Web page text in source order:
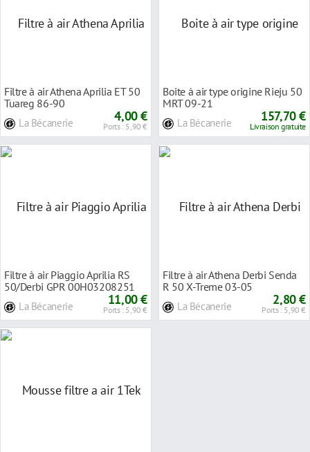
Filtre à air Athena Aprilia ET 50
Tuareg 86-90
La Bécanerie 4,00 €
Ports : 5,90 €
Boite à air type origine Rieju 50
MRT 09-21
La Bécanerie 157,70 €
Livraison gratuite
Filtre à air Piaggio Aprilia RS
50/Derbi GPR 00H03208251
La Bécanerie 11,00 €
Ports : 5,90 €
Filtre à air Athena Derbi Senda
R 50 X-Treme 03-05
La Bécanerie 2,80 €
Ports : 5,90 €